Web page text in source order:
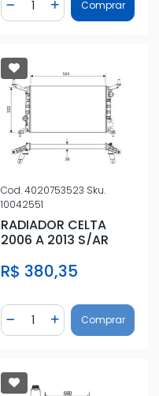
Diminuir Quantidade
AdicionarComprar
Cod.4020753523 Sku.
10042551
RADIADOR CELTA
2006 A 2013 S/AR
R$ 380,35
Diminuir Quantidade
Quantidade
AdicionarComprar